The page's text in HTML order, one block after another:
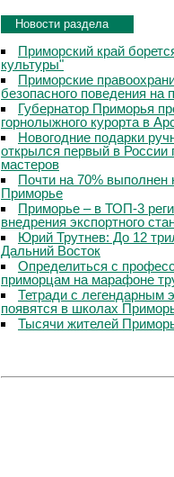
Новости раздела
Приморский край
культуры"
Приморские
безопасного поведения
Губернатор Приморья
горнолыжного курорта в
Новогодние подарки
открылся первый в России
мастеров
Почти на 70%
Приморье
Приморье – в ТОП-3
внедрения экспортного
Юрий Трутнев: До 12
Дальний Восток
Определиться с
приморцам на марафоне
Тетради с легендарным
появятся в школах
Тысячи жителей